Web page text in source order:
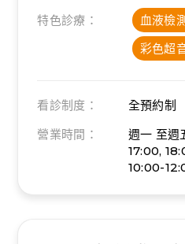
特色診療： 血液檢
彩色超
看診制度：
全預約制
營業時間：
週一 至
17:00,
10:00-